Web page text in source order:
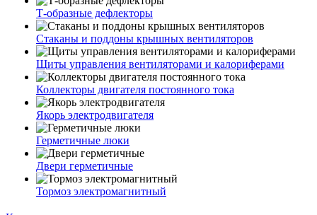
Т-образные дефлекторы
Стаканы и поддоны крышных вентиляторов
Щиты управления вентиляторами и калориферами
Коллекторы двигателя постоянного тока
Якорь электродвигателя
Герметичные люки
Двери герметичные
Тормоз электромагнитный